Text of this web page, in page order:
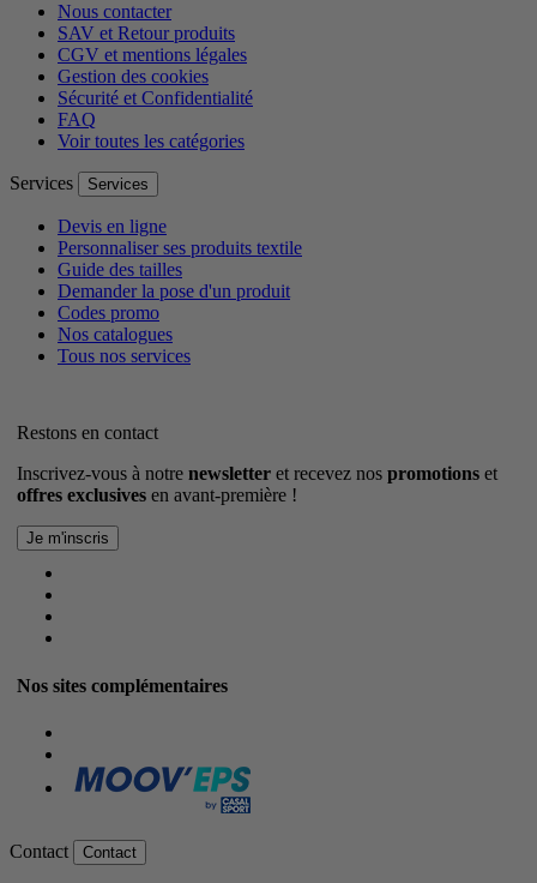
Nous contacter
SAV et Retour produits
CGV et mentions légales
Gestion des cookies
Sécurité et Confidentialité
FAQ
Voir toutes les catégories
Services Services
Devis en ligne
Personnaliser ses produits textile
Guide des tailles
Demander la pose d'un produit
Codes promo
Nos catalogues
Tous nos services
Restons en contact
Inscrivez-vous à notre newsletter et recevez nos promotions et
offres exclusives en avant-première !
Nos sites complémentaires
Contact Contact